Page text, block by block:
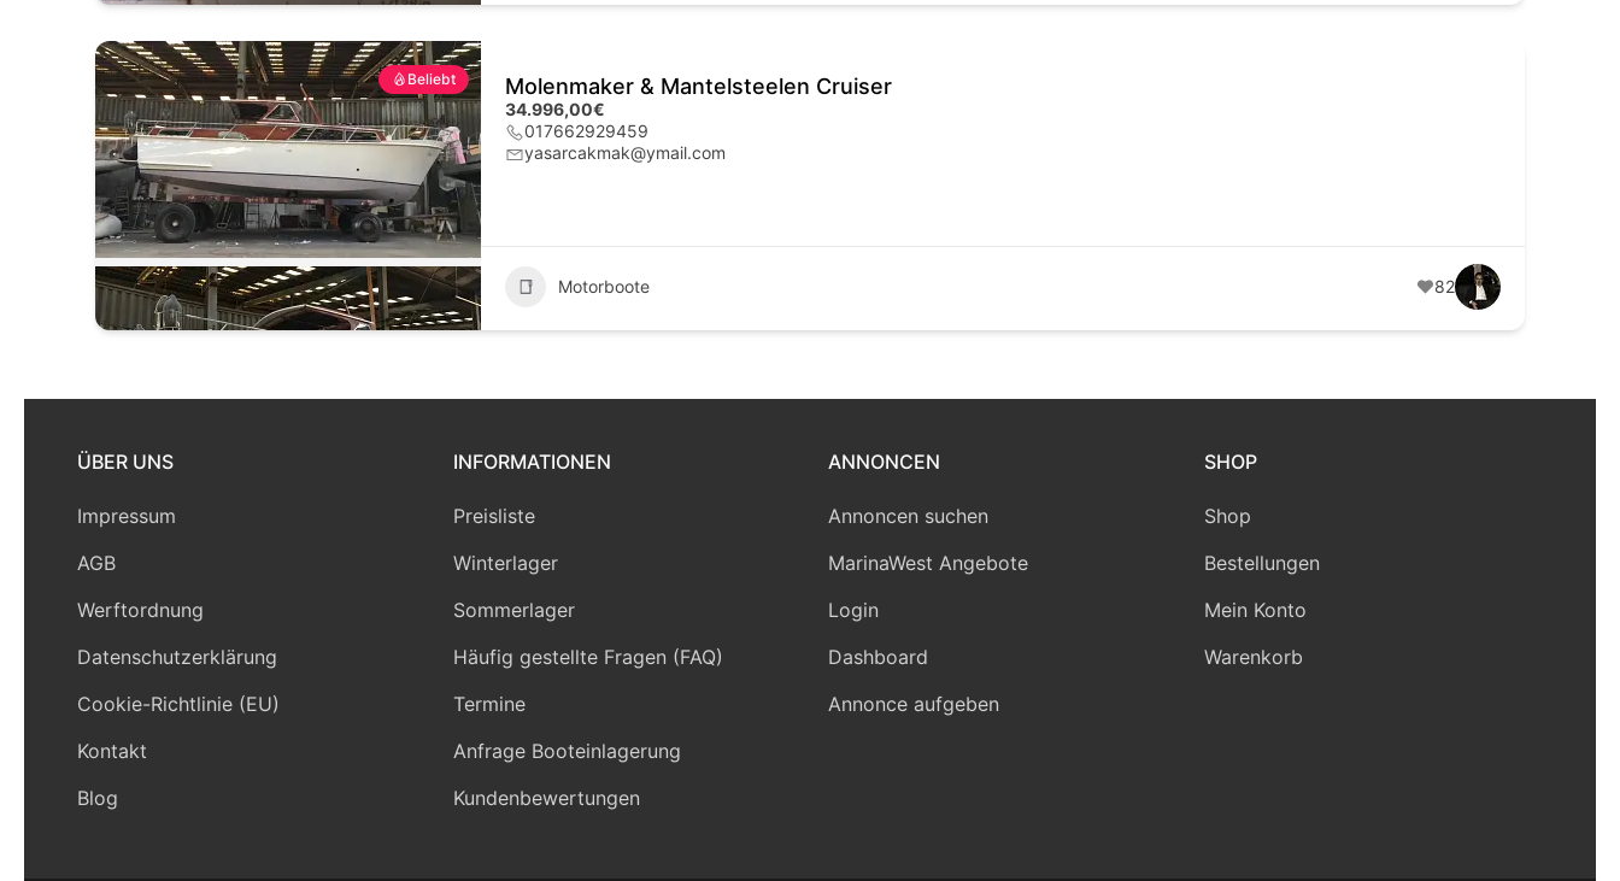
Beliebt Molenmaker & Mantelsteelen Cruiser
34.996,00€
017662929459
yasarcakmak@ymail.com
Motorboote 82
ÜBER UNS
Impressum
AGB
Werftordnung
Datenschutzerklärung
Cookie-Richtlinie (EU)
Kontakt
Blog
INFORMATIONEN
Preisliste
Winterlager
Sommerlager
Häufig gestellte Fragen (FAQ)
Termine
Anfrage Booteinlagerung
Kundenbewertungen
ANNONCEN
Annoncen suchen
MarinaWest Angebote
Login
Dashboard
Annonce aufgeben
SHOP
Shop
Bestellungen
Mein Konto
Warenkorb